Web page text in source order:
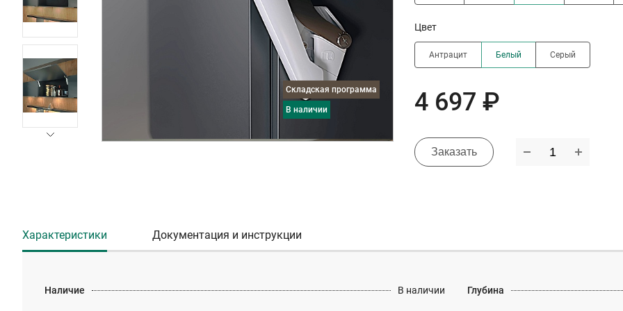
Складская программа
в наличии
Цвет
Антрацит Белый Серый
4 697 ₽
Заказать
Характеристики Документация и инструкции
Наличие В наличии Глубина